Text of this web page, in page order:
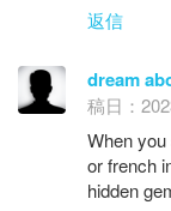
返信
dream
稿日：
When
or french
hidden